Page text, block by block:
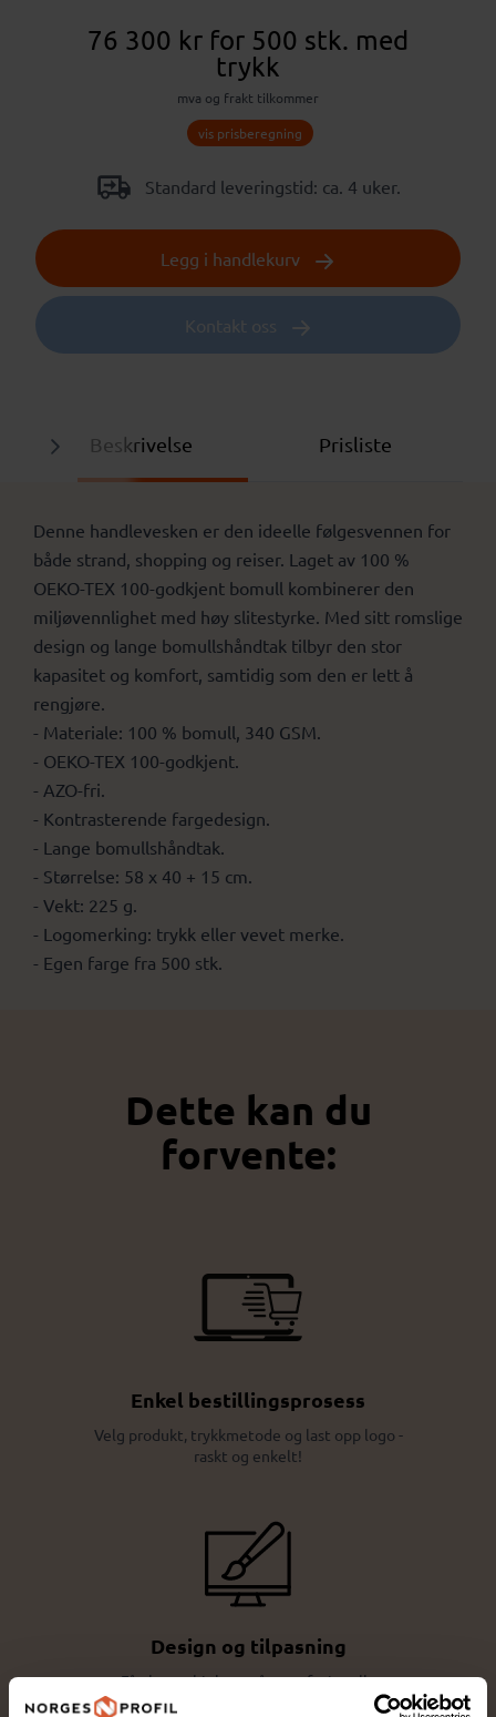
76 300 kr for 500 stk. med
trykk
mva og frakt tilkommer
vis prisberegning
Standard leveringstid: ca. 4 uker.
Legg i handlekurv
Kontakt oss
Beskrivelse Prisliste
Denne handlevesken er den ideelle følgesvennen for
både strand, shopping og reiser. Laget av 100 %
OEKO-TEX 100-godkjent bomull kombinerer den
miljøvennlighet med høy slitestyrke. Med sitt romslige
design og lange bomullshåndtak tilbyr den stor
kapasitet og komfort, samtidig som den er lett å
rengjøre.
- Materiale: 100 % bomull, 340 GSM.
- OEKO-TEX 100-godkjent.
- AZO-fri.
- Kontrasterende fargedesign.
- Lange bomullshåndtak.
- Størrelse: 58 x 40 + 15 cm.
- Vekt: 225 g.
- Logomerking: trykk eller vevet merke.
- Egen farge fra 500 stk.
Dette kan du
forvente:
Enkel bestillingsprosess
Velg produkt, trykkmetode og last opp logo -
raskt og enkelt!
Design og tilpasning
Få eksperthjelp av våre profesjonelle
rådgivere for perfekt tilpasning